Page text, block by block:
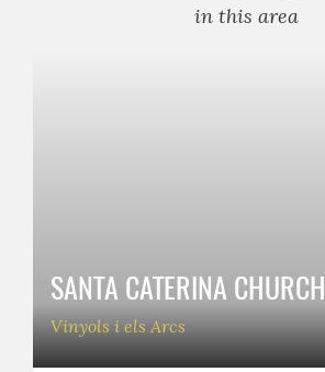
in this area
SANTA CATERINA CHURCH
Vinyols i els Arcs